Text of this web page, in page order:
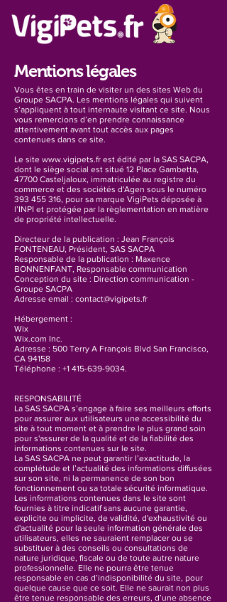
Mentions légales
Vous êtes en train de visiter un des sites Web du
Groupe SACPA. Les mentions légales qui suivent
s’appliquent à tout internaute visitant ce site. Nous
vous remercions d’en prendre connaissance
attentivement avant tout accès aux pages
contenues dans ce site.
Le site www.vigipets.fr est édité par la SAS SACPA,
dont le siège social est situé 12 Place Gambetta,
47700 Casteljaloux, immatriculée au registre du
commerce et des sociétés d'Agen sous le numéro
393 455 316, pour sa marque VigiPets déposée à
l’INPI et protégée par la règlementation en matière
de propriété intellectuelle.
Directeur de la publication : Jean François
FONTENEAU, Président, SAS SACPA
Responsable de la publication : Maxence
BONNENFANT, Responsable communication
Conception du site : Direction communication -
Groupe SACPA
Adresse email : contact@vigipets.fr
Hébergement :
Wix
Wix.com Inc.
Adresse : 500 Terry A François Blvd San Francisco,
CA 94158
Téléphone : +1 415-639-9034.
RESPONSABILITÉ
La SAS SACPA s’engage à faire ses meilleurs efforts
pour assurer aux utilisateurs une accessibilité du
site à tout moment et à prendre le plus grand soin
pour s'assurer de la qualité et de la fiabilité des
informations contenues sur le site.
La SAS SACPA ne peut garantir l’exactitude, la
complétude et l’actualité des informations diffusées
sur son site, ni la permanence de son bon
fonctionnement ou sa totale sécurité informatique.
Les informations contenues dans le site sont
fournies à titre indicatif sans aucune garantie,
explicite ou implicite, de validité, d'exhaustivité ou
d'actualité pour la seule information générale des
utilisateurs, elles ne sauraient remplacer ou se
substituer à des conseils ou consultations de
nature juridique, fiscale ou de toute autre nature
professionnelle. Elle ne pourra être tenue
responsable en cas d’indisponibilité du site, pour
quelque cause que ce soit. Elle ne saurait non plus
être tenue responsable des erreurs, d’une absence